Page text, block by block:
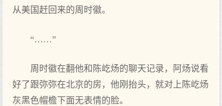
从美国赶回来的周时徽。
“……”
周时徽在翻他和陈屹炀的聊天记录，阿炀说看
好了跟弥弥在北京的房，他刚抬头，就对上陈屹炀
灰黑色帽檐下面无表情的脸。